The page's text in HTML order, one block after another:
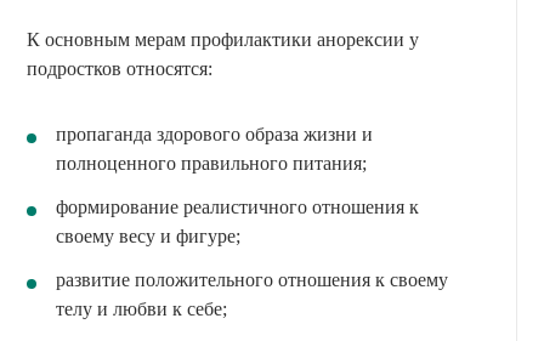
К основным мерам профилактики анорексии у
подростков относятся:
пропаганда здорового образа жизни и
полноценного правильного питания;
формирование реалистичного отношения к
своему весу и фигуре;
развитие положительного отношения к своему
телу и любви к себе;